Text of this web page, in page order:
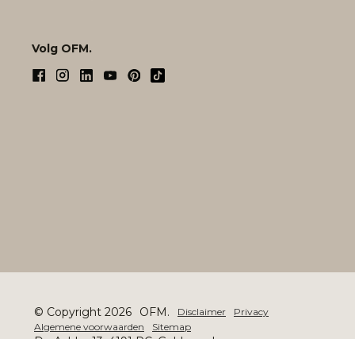
Volg OFM.
© Copyright 2026 OFM. Disclaimer
Privacy
Algemene voorwaarden
Sitemap